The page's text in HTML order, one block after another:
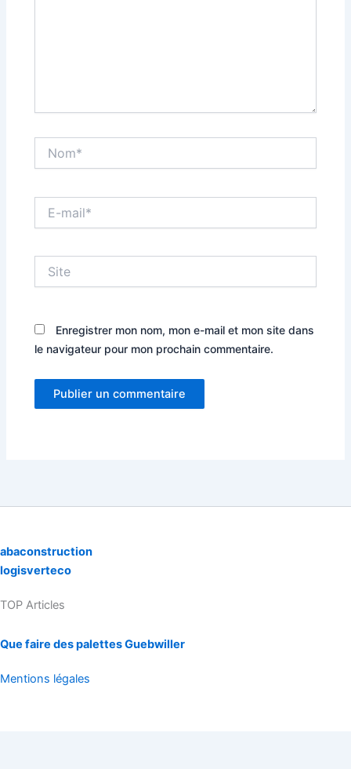
mail*
Enregistrer mon nom, mon e-mail et mon site dans
le navigateur pour mon prochain commentaire.
abaconstruction
logisverteco
TOP Articles
Que faire des palettes Guebwiller
Mentions légales